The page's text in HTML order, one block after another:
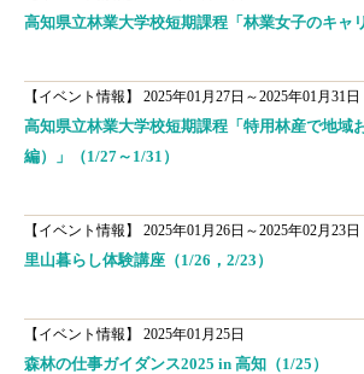
高知県立林業大学校短期課程「林業女子のキャ
【イベント情報】
2025年01月27日～2025年01月31日
高知県立林業大学校短期課程「特用林産で地域
編）」（1/27～1/31）
【イベント情報】
2025年01月26日～2025年02月23日
里山暮らし体験講座（1/26，2/23）
【イベント情報】
2025年01月25日
森林の仕事ガイダンス2025 in 高知（1/25）